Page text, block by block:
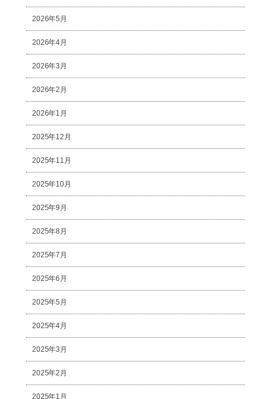
2026年5月
2026年4月
2026年3月
2026年2月
2026年1月
2025年12月
2025年11月
2025年10月
2025年9月
2025年8月
2025年7月
2025年6月
2025年5月
2025年4月
2025年3月
2025年2月
2025年1月